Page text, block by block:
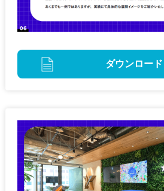
ダウンロード